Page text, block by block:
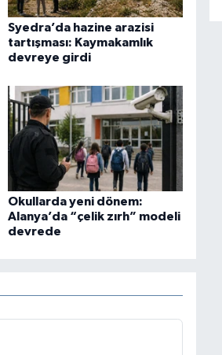
Syedra’da hazine arazisi
tartışması: Kaymakamlık
devreye girdi
Okullarda yeni dönem:
Alanya’da “çelik zırh” modeli
devrede